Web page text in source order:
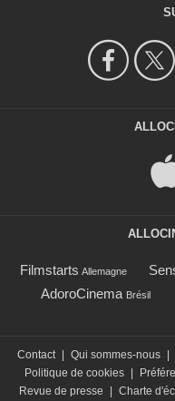
Filmstarts Allemagne
AdoroCinema Brésil
Contact | Qui sommes-nous |
Politique de cookies |
Revue de presse
| Charte